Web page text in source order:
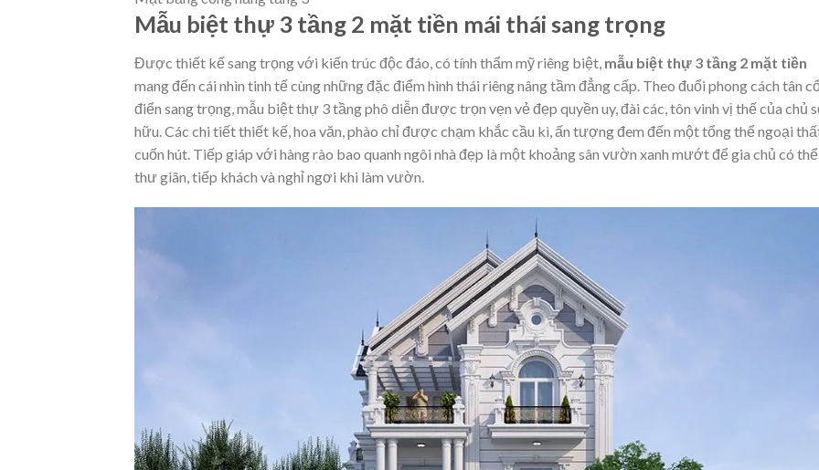
Mẫu biệt thự 3 tầng 2 mặt tiền mái thái sang trọng
Được thiết kế sang trọng với kiến trúc độc đáo, có tính thẩm mỹ riêng biệt, mẫu biệt thự 3 tầng 2 mặt tiền
mang đến cái nhìn tinh tế cùng những đặc điểm hình thái riêng nâng tầm đẳng cấp. Theo đuổi phong cách tân
điển sang trọng, mẫu biệt thự 3 tầng phô diễn được trọn vẹn vẻ đẹp quyền uy, đài các, tôn vinh vị thế của chủ
hữu. Các chi tiết thiết kế, hoa văn, phào chỉ được chạm khắc cầu kì, ấn tượng đem đến một tổng thể ngoại
cuốn hút. Tiếp giáp với hàng rào bao quanh ngôi nhà đẹp là một khoảng sân vườn xanh mướt để gia chủ có thể
thư giãn, tiếp khách và nghỉ ngơi khi làm vườn.